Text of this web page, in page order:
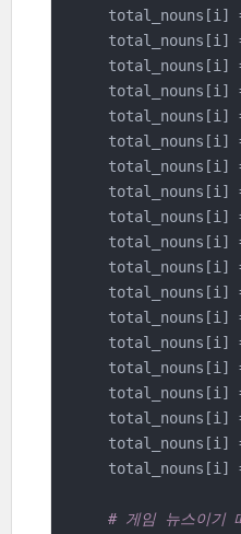
total_nouns[i]
total_nouns[i]
total_nouns[i]
total_nouns[i]
total_nouns[i]
total_nouns[i]
total_nouns[i]
total_nouns[i]
total_nouns[i]
total_nouns[i]
total_nouns[i]
total_nouns[i]
total_nouns[i]
total_nouns[i]
total_nouns[i]
total_nouns[i]
total_nouns[i]
total_nouns[i]
total_nouns[i]
# 게임 뉴스이기